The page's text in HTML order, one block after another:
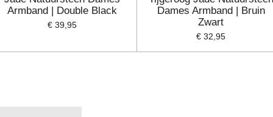
Armband | Double Black
€ 39,95
Dames Armband | Bruin
Zwart
€ 32,95